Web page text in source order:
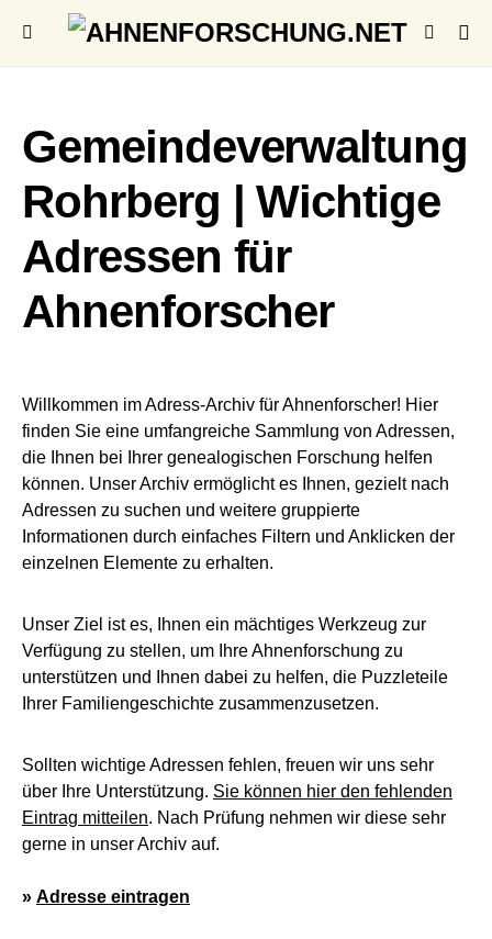
Gemeindeverwaltung
Rohrberg | Wichtige
Adressen für
Ahnenforscher
Willkommen im Adress-Archiv für Ahnenforscher! Hier
finden Sie eine umfangreiche Sammlung von Adressen,
die Ihnen bei Ihrer genealogischen Forschung helfen
können. Unser Archiv ermöglicht es Ihnen, gezielt nach
Adressen zu suchen und weitere gruppierte
Informationen durch einfaches Filtern und Anklicken der
einzelnen Elemente zu erhalten.
Unser Ziel ist es, Ihnen ein mächtiges Werkzeug zur
Verfügung zu stellen, um Ihre Ahnenforschung zu
unterstützen und Ihnen dabei zu helfen, die Puzzleteile
Ihrer Familiengeschichte zusammenzusetzen.
Sollten wichtige Adressen fehlen, freuen wir uns sehr
über Ihre Unterstützung. Sie können hier den fehlenden
Eintrag mitteilen. Nach Prüfung nehmen wir diese sehr
gerne in unser Archiv auf.
» Adresse eintragen